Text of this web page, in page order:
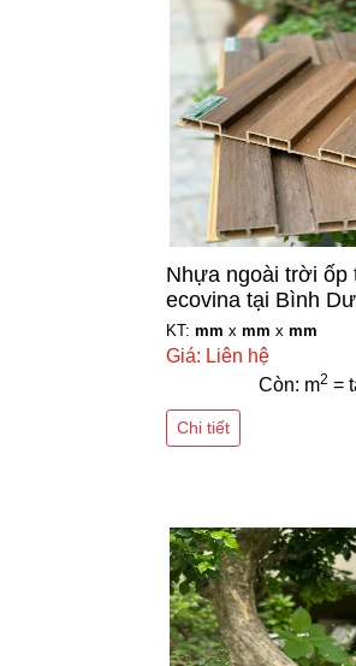
Nhựa ngoài trời ốp
ecovina tại Bình
KT: mm x mm x mm
Giá: Liên hệ
Còn: m2 =
Chi tiết